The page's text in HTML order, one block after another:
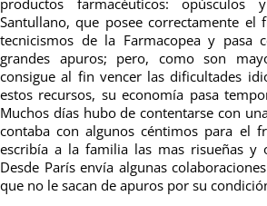
Santullano, que posee correctamente el
tecnicismos de la Farmacopea y pasa
grandes apuros; pero, como son
consigue al fin vencer las dificultades
estos recursos, su economía pasa
Muchos días hubo de contentarse con
contaba con algunos céntimos para el
escribía a la familia las mas risueñas y
Desde París envía algunas
que no le sacan de apuros por su